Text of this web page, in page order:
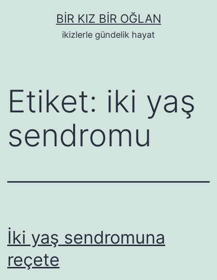
BIR KIZ BIR OĞLAN
ikizlerle gündelik hayat
Etiket: iki yaş
sendromu
İki yaş sendromuna
reçete